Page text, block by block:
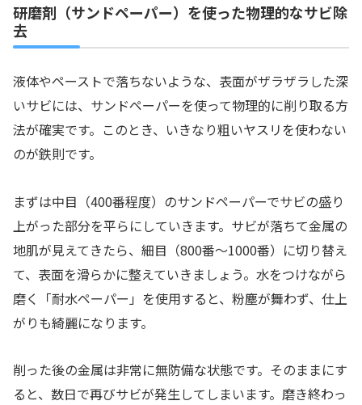
研磨剤（サンドペーパー）を使った物理的なサビ除
去
液体やペーストで落ちないような、表面がザラザラした深
いサビには、サンドペーパーを使って物理的に削り取る方
法が確実です。このとき、いきなり粗いヤスリを使わない
のが鉄則です。
まずは中目（400番程度）のサンドペーパーでサビの盛り
上がった部分を平らにしていきます。サビが落ちて金属の
地肌が見えてきたら、細目（800番〜1000番）に切り替え
て、表面を滑らかに整えていきましょう。水をつけながら
磨く「耐水ペーパー」を使用すると、粉塵が舞わず、仕上
がりも綺麗になります。
削った後の金属は非常に無防備な状態です。そのままにす
ると、数日で再びサビが発生してしまいます。磨き終わっ